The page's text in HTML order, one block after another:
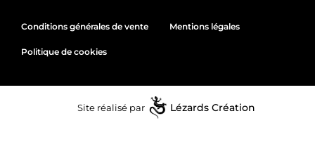
Conditions générales de vente Mentions légales
Politique de cookies
Site réalisé par Lézards Création